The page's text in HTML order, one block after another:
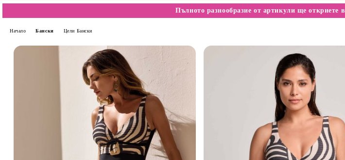
Пълното разнообразие от артикули ще откриете в
Начало Бански Цели Бански